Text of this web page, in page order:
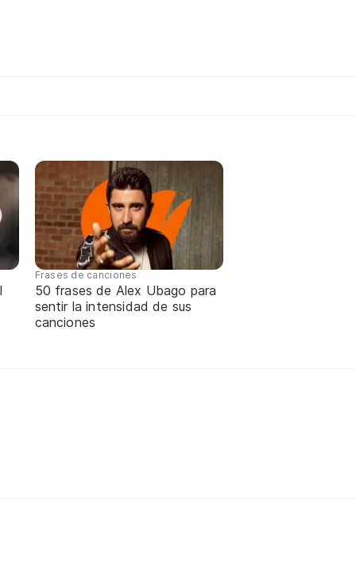
Frases de canciones
50 frases de Alex Ubago para
sentir la intensidad de sus
canciones